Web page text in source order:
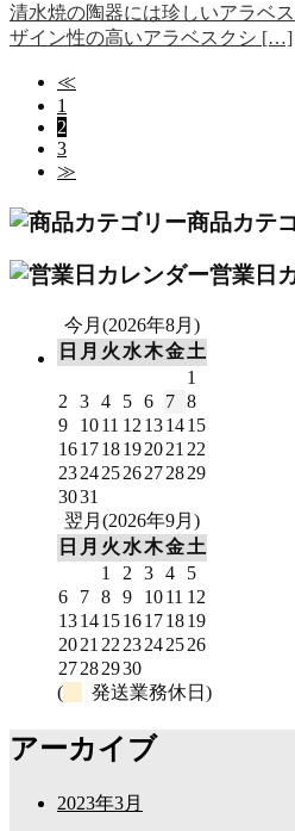
清水焼の陶器には珍しいアラベ
ザイン性の高いアラベスクシ […]
≪
1
2
3
≫
商品カテ
営業日
今月(2026年8月)
日 月 火 水木金土
1
2
3 4 5 6 7 8
9
1011 12 131415
161718192021 22
23242526272829
3031
翌月(2026年9月)
日 月 火 水木金土
1
2 3 4
5
6
7 8 9 1011 12
13141516171819
2021 22 23242526
27282930
(
発送業務休日)
アーカイブ
2023年3月